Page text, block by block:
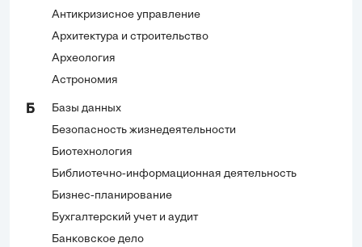
Антикризисное управление
Архитектура и строительство
Археология
Астрономия
Б
Базы данных
Безопасность жизнедеятельности
Биотехнология
Библиотечно-информационная деятельность
Бизнес-планирование
Бухгалтерский учет и аудит
Банковское дело